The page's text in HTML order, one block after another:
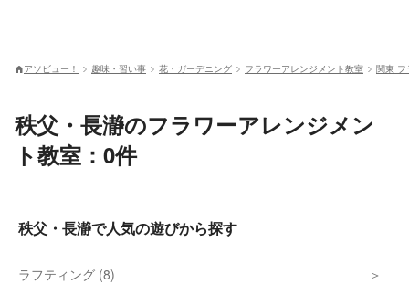
アソビュー！ 趣味・習い事 花・ガーデニング フラワーアレンジメント教室 関東 フ
秩父・長瀞のフラワーアレンジメン
ト教室：0件
秩父・長瀞で人気の遊びから探す
ラフティング (8)